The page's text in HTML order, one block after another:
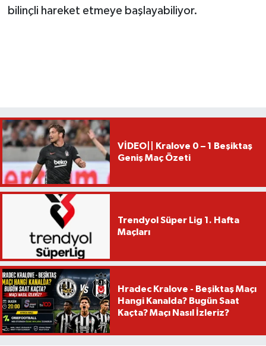
bilinçli hareket etmeye başlayabiliyor.
VİDEO|| Kralove 0 – 1 Beşiktaş
Geniş Maç Özeti
Trendyol Süper Lig 1. Hafta
Maçları
Hradec Kralove - Beşiktaş Maçı
Hangi Kanalda? Bugün Saat
Kaçta? Maçı Nasıl İzleriz?